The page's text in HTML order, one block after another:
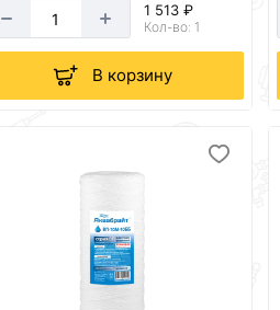
1 513 ₽
Кол-во: 1
В корзину